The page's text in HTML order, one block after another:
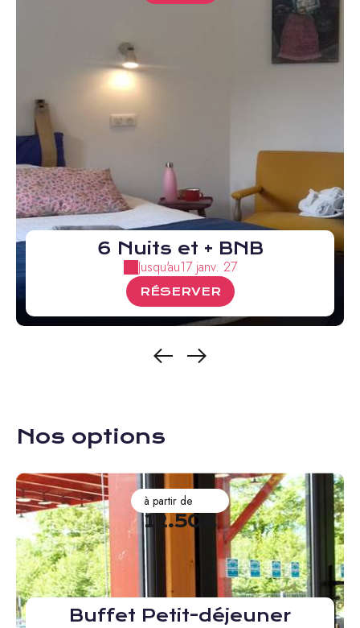
6 Nuits et + BNB
Jusqu'au17 janv. 27
RÉSERVER
Nos options
à partir de
12.50€
Buffet Petit-déjeuner